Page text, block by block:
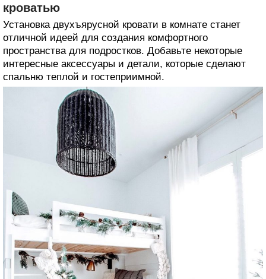
кроватью
Установка двухъярусной кровати в комнате станет
отличной идеей для создания комфортного
пространства для подростков. Добавьте некоторые
интересные аксессуары и детали, которые сделают
спальню теплой и гостеприимной.